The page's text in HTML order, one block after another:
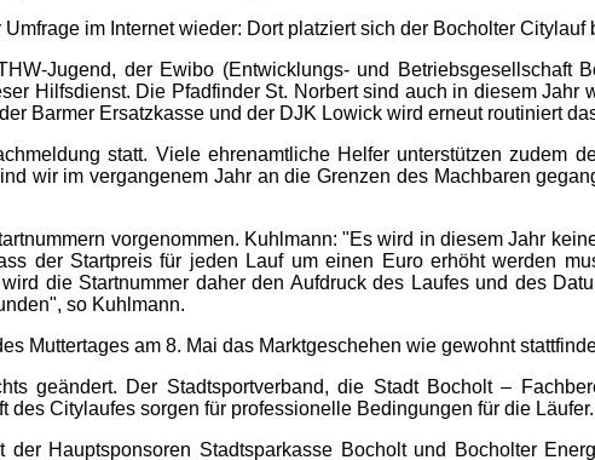
im Internet wieder: Dort platziert sich der Bocholter Citylauf
Jugend, der Ewibo (Entwicklungs- und
Hilfsdienst. Die Pfadfinder St. Norbert sind auch in diesem Jahr
Barmer Ersatzkasse und der DJK Lowick wird erneut routiniert
statt. Viele ehrenamtliche Helfer unterstützen zudem
wir im vergangenem Jahr an die Grenzen des Machbaren
vorgenommen. Kuhlmann: "Es wird in diesem Jahr
der Startpreis für jeden Lauf um einen Euro erhöht werden
die Startnummer daher den Aufdruck des Laufes und des
so Kuhlmann.
Muttertages am 8. Mai das Marktgeschehen wie gewohnt
geändert. Der Stadtsportverband, die Stadt Bocholt –
Citylaufes sorgen für professionelle Bedingungen für die Läufer.
Hauptsponsoren Stadtsparkasse Bocholt und Bocholter